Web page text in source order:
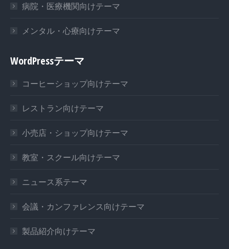
病院・医療機関向けテーマ
メンタル・心療向けテーマ
WordPressテーマ
コーヒーショップ向けテーマ
レストラン向けテーマ
小売店・ショップ向けテーマ
教室・スクール向けテーマ
ニュース系テーマ
会議・カンファレンス向けテーマ
製品紹介向けテーマ